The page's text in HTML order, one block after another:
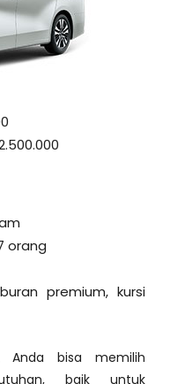
orang
premium, kursi
Anda bisa memilih
baik untuk